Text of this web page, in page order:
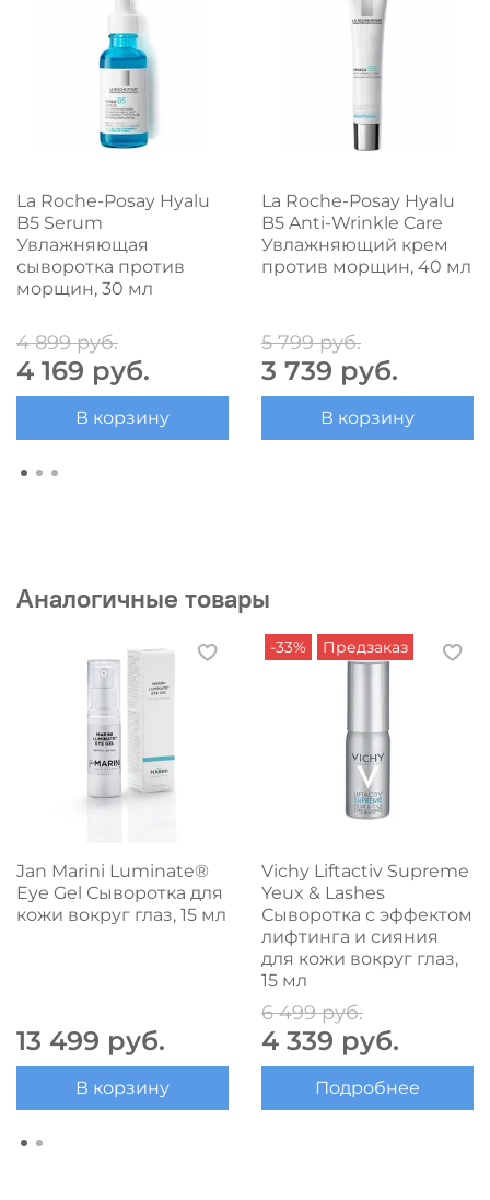
La Roche-Posay Hyalu
B5 Serum
Увлажняющая
сыворотка против
морщин, 30 мл
4 899 руб.
4 169 руб.
В корзину
La Roche-Posay Hyalu
B5 Anti-Wrinkle Care
Увлажняющий крем
против морщин, 40 мл
5 799 руб.
3 739 руб.
В корзину
Аналогичные товары
Jan Marini Luminate®
Eye Gel Сыворотка для
кожи вокруг глаз, 15 мл
13 499 руб.
В корзину
-33% Предзаказ
Vichy Liftactiv Supreme
Yeux & Lashes
Сыворотка с эффектом
лифтинга и сияния
для кожи вокруг глаз,
15 мл
6 499 руб.
4 339 руб.
Подробнее